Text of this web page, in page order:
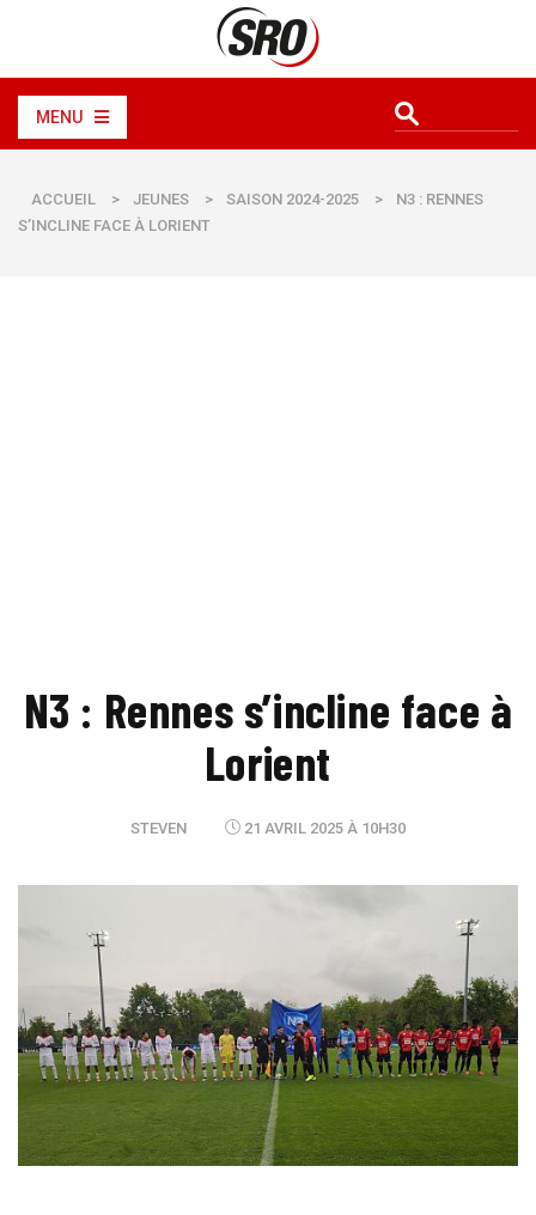
MENU
ACCUEIL > JEUNES > SAISON 2024-2025 >
N3 : RENNES
S’INCLINE FACE À LORIENT
N3 : Rennes s’incline face à
Lorient
STEVEN 21 AVRIL 2025 À 10H30